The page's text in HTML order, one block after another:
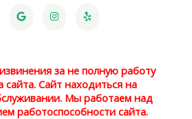
за не полную работу
сайта. Сайт находиться на
Мы работаем над
работоспособности сайта.